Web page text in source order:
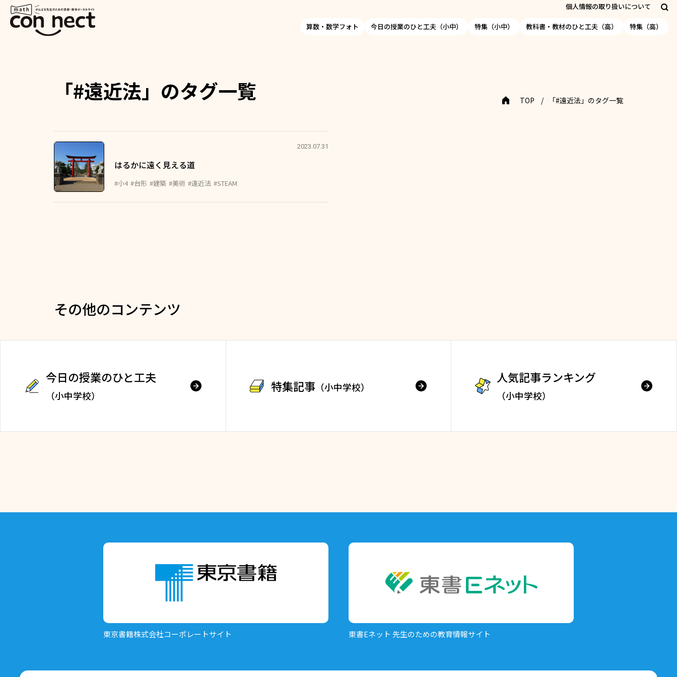
個人情報の取り扱いについて
算数・数学フォト 今日の授業のひと工夫（小中） 特集（小中） 教科書・教材のひと工夫（高） 特集（高）
「#遠近法」のタグ一覧 TOP 「#遠近法」のタグ一覧
2023.07.31
はるかに遠く見える道
#小4 #台形 #建築 #美術 #遠近法 #STEAM
その他のコンテンツ
今日の授業のひと工夫
（小中学校）
特集記事 （小中学校）
人気記事ランキング
（小中学校）
東京書籍株式会社コーポレートサイト 東書Eネット 先生のための教育情報サイト